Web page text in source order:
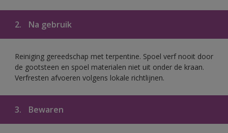
2. Na gebruik
Reiniging gereedschap met terpentine. Spoel verf nooit door
de gootsteen en spoel materialen niet uit onder de kraan.
Verfresten afvoeren volgens lokale richtlijnen.
3. Bewaren